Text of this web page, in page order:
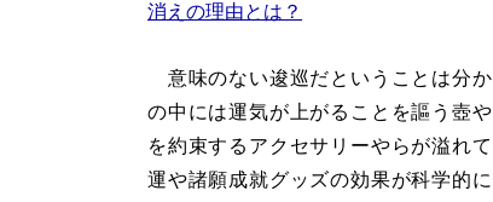
消えの理由とは？
意味のない逡巡だということは分
の中には運気が上がることを謳う壺
を約束するアクセサリーやらが溢れ
運や諸願成就グッズの効果が科学的